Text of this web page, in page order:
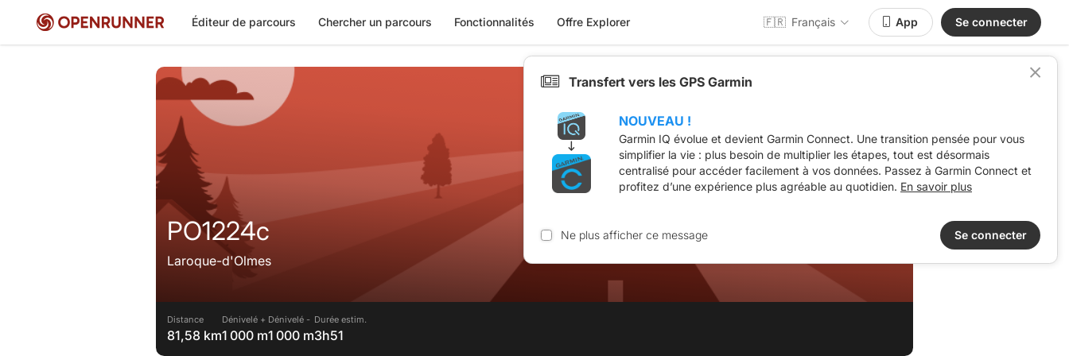
Éditeur de parcours Chercher un parcours Fonctionnalités Offre Explorer 🇫🇷 Français App Se connecter
PO1224c
Laroque-d'Olmes
Distance
81,58 km
Dénivelé +
1 000 m
Dénivelé -
1 000 m
Durée estim.
3h51
Transfert vers les GPS Garmin
NOUVEAU !
Garmin IQ évolue et devient Garmin Connect. Une transition pensée pour vous
simplifier la vie : plus besoin de multiplier les étapes, tout est désormais
centralisé pour accéder facilement à vos données. Passez à Garmin Connect et
profitez d’une expérience plus agréable au quotidien. En savoir plus
Ne plus afficher ce message Se connecter